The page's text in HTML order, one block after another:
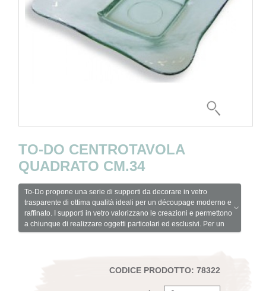
TO-DO CENTROTAVOLA
QUADRATO CM.34
To-Do propone una serie di supporti da decorare in vetro
trasparente di ottima qualità ideali per un découpage moderno e
raffinato. I supporti in vetro valorizzano le creazioni e permettono
a chiunque di realizzare oggetti particolari ed esclusivi. Per un
CODICE PRODOTTO: 78322